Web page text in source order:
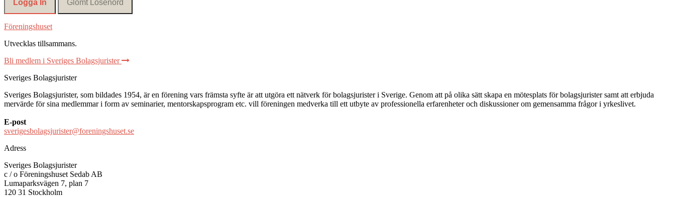
Föreningshuset
Utvecklas tillsammans.
Bli medlem i Sveriges Bolagsjurister
Sveriges Bolagsjurister
Sveriges Bolagsjurister, som bildades 1954, är en förening vars främsta syfte är att utgöra ett nätverk för bolagsjurister i Sverige. Genom att på olika sätt skapa en mötesplats för bolagsjurister samt att erbjuda
mervärde för sina medlemmar i form av seminarier, mentorskapsprogram etc. vill föreningen medverka till ett utbyte av professionella erfarenheter och diskussioner om gemensamma frågor i yrkeslivet.
E-post
sverigesbolagsjurister@foreningshuset.se
Adress
Sveriges Bolagsjurister
c / o Föreningshuset Sedab AB
Lumaparksvägen 7, plan 7
120 31 Stockholm